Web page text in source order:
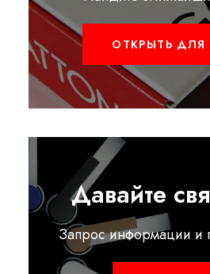
ОТКРЫТЬ ДЛЯ
Давайте
Запрос информации и